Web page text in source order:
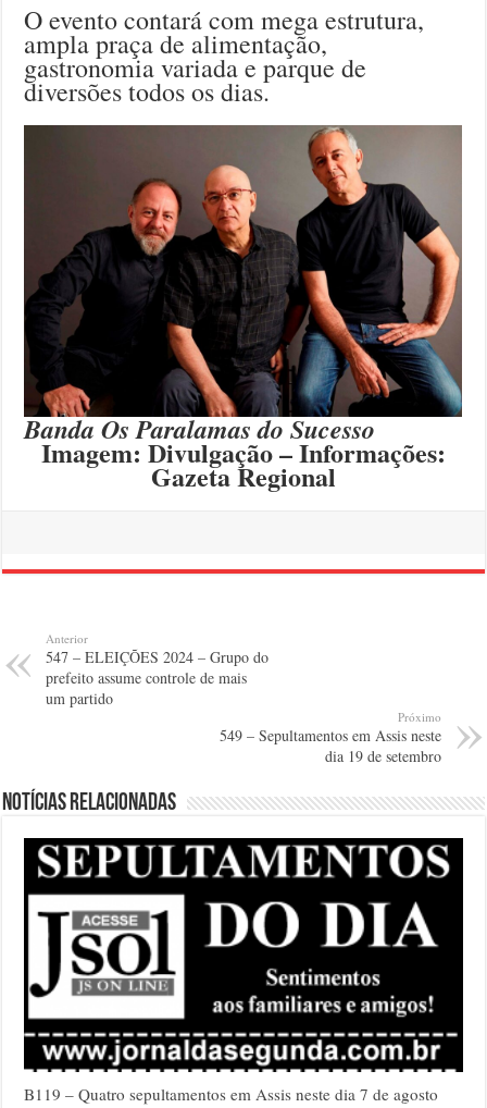
O evento contará com mega estrutura,
ampla praça de alimentação,
gastronomia variada e parque de
diversões todos os dias.
Banda Os Paralamas do Sucesso
Imagem: Divulgação – Informações:
Gazeta Regional
Anterior
547 – ELEIÇÕES 2024 – Grupo do
prefeito assume controle de mais
um partido
Próximo
549 – Sepultamentos em Assis neste
dia 19 de setembro
Notícias relacionadas
B119 – Quatro sepultamentos em Assis neste dia 7 de agosto